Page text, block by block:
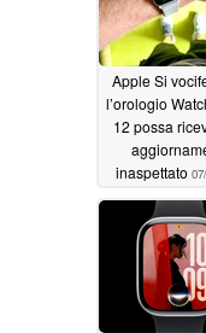
Apple Si
l’orologio
12 possa
inaspettato